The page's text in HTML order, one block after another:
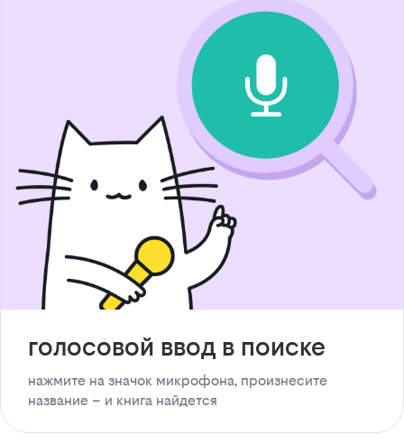
голосовой ввод в поиске
нажмите на значок микрофона, произнесите
название – и книга найдется